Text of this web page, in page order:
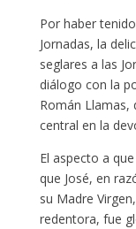
Por haber
Jornadas, la
seglares a las
diálogo con la
Román Llamas,
central en la
El aspecto a
que José, en
su Madre
redentora, fue